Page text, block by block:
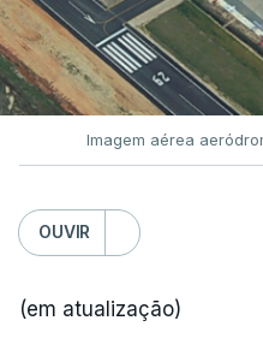
Imagem aérea
OUVIR
(em atualização)